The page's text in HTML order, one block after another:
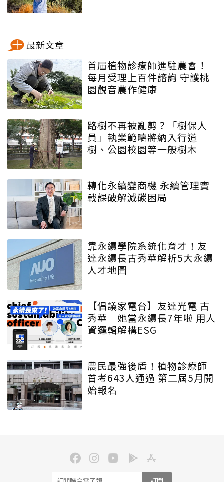
最新文章
首屆植物診療師進駐農會！
每月受理上百件諮詢 守護桃
園觀音農作健康
路樹不再被亂剪？「樹保人
員」執業範疇將納入行道
樹、公園校園等一般樹木
轉化永續變商機 永續管理實
戰課破解減碳困局
靠永續學院系統化育才！友
達永續長古秀華解析5大永續
人才地圖
【倡議家電台】友達光電 古
秀華｜她當永續長7年啦 用人
資邏輯解構ESG
農民最強後盾！植物診療師
首考643人通過 第二屆5月開
始報名